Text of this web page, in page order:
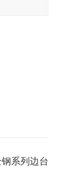
系列边台